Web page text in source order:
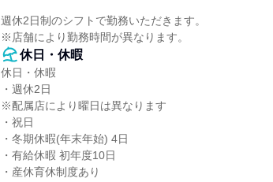
週休2日制のシフトで勤務いただきます。
※店舗により勤務時間が異なります。
休日・休暇
休日・休暇
・週休2日
※配属店により曜日は異なります
・祝日
・冬期休暇(年末年始) 4日
・有給休暇 初年度10日
・産休育休制度あり